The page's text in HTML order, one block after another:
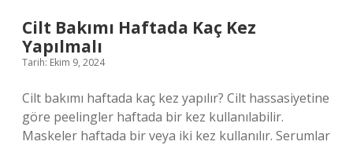
Cilt Bakımı Haftada Kaç Kez
Yapılmalı
Tarih: Ekim 9, 2024
Cilt bakımı haftada kaç kez yapılır? Cilt hassasiyetine
göre peelingler haftada bir kez kullanılabilir.
Maskeler haftada bir veya iki kez kullanılır. Serumlar